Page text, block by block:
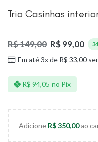
Trio Casinhas
R$149,00 R$99,00
Em até 3x de R$ 33,00
R$ 94,05 no Pix
Adicione R$350,00ao